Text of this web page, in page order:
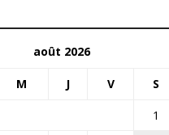
août 2026
M J V S
1